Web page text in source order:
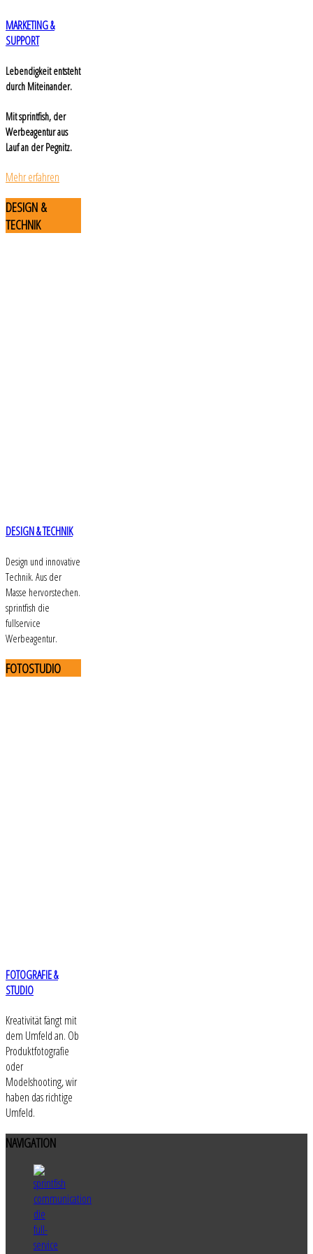
MARKETING &
SUPPORT
Lebendigkeit entsteht
durch Miteinander.
Mit sprintfish, der
Werbeagentur aus
Lauf an der Pegnitz.
Mehr erfahren
DESIGN &
TECHNIK
DESIGN & TECHNIK
Design und innovative
Technik. Aus der
Masse hervorstechen.
sprintfish die
fullservice
Werbeagentur.
FOTOSTUDIO
FOTOGRAFIE &
STUDIO
Kreativität fängt mit
dem Umfeld an. Ob
Produktfotografie
oder
Modelshooting, wir
haben das richtige
Umfeld.
NAVIGATION